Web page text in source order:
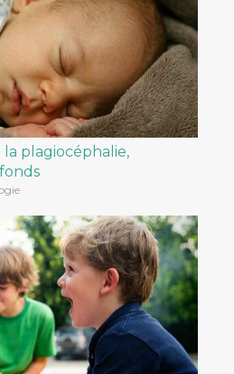
la plagiocéphalie,